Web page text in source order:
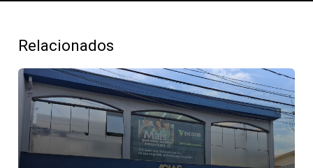
Relacionados